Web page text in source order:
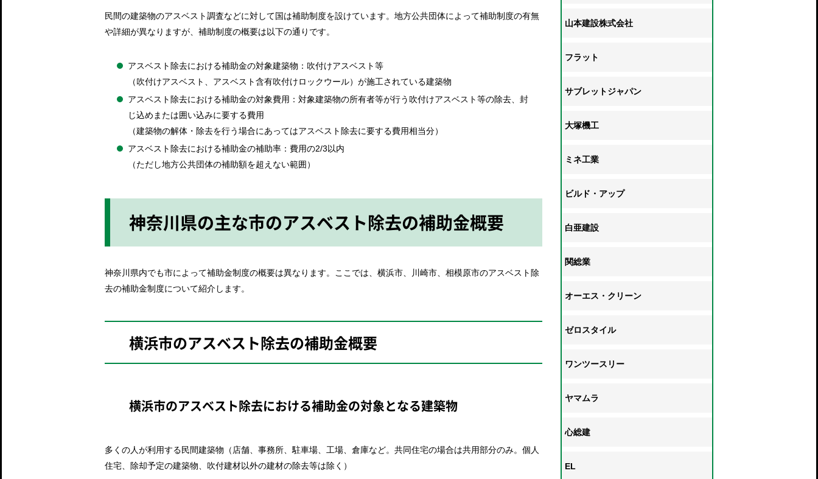
民間の建築物のアスベスト調査などに対して国は補助制度を設けています。地方公共団体によって補助制度の有無
や詳細が異なりますが、補助制度の概要は以下の通りです。
アスベスト除去における補助金の対象建築物：吹付けアスベスト等
（吹付けアスベスト、アスベスト含有吹付けロックウール）が施工されている建築物
アスベスト除去における補助金の対象費用：対象建築物の所有者等が行う吹付けアスベスト等の除去、封
じ込めまたは囲い込みに要する費用
（建築物の解体・除去を行う場合にあってはアスベスト除去に要する費用相当分）
アスベスト除去における補助金の補助率：費用の2/3以内
（ただし地方公共団体の補助額を超えない範囲）
神奈川県の主な市のアスベスト除去の補助金概要
神奈川県内でも市によって補助金制度の概要は異なります。ここでは、横浜市、川崎市、相模原市のアスベスト除
去の補助金制度について紹介します。
横浜市のアスベスト除去の補助金概要
横浜市のアスベスト除去における補助金の対象となる建築物
多くの人が利用する民間建築物（店舗、事務所、駐車場、工場、倉庫など。共同住宅の場合は共用部分のみ。個人
住宅、除却予定の建築物、吹付建材以外の建材の除去等は除く）
山本建設株式会社
フラット
サブレットジャパン
大塚機工
ミネ工業
ビルド・アップ
白亜建設
関総業
オーエス・クリーン
ゼロスタイル
ワンツースリー
ヤマムラ
心総建
EL